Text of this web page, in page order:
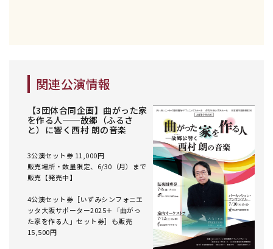
関連公演情報
【3団体合同企画】曲がった家
を作る人──故郷（ふるさ
と）に響く西村 朗の音楽
3公演セット券 11,000円
販売場所・数量限定、6/30（月）まで
販売【発売中】
4公演セット券［いずみシンフォニエ
ッタ大阪サポーター2025＋「曲がっ
た家を作る人」セット券］も販売
15,500円